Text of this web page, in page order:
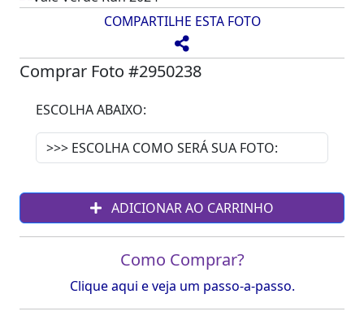
COMPARTILHE ESTA FOTO
Comprar Foto #2950238
ESCOLHA ABAIXO:
ADICIONAR AO CARRINHO
Como Comprar?
Clique aqui e veja um passo-a-passo.